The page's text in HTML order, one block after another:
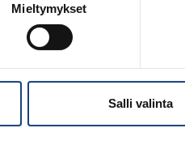
Mieltymykset
Salli valinta
22.2.-
Tilaisuus on tarkoitettu
kiinnostuneet,
luennon, joka on